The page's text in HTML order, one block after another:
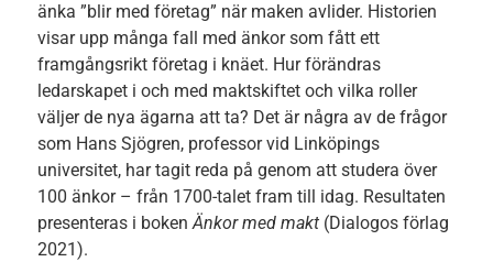
änka ”blir med företag” när maken avlider. Historien
visar upp många fall med änkor som fått ett
framgångsrikt företag i knäet. Hur förändras
ledarskapet i och med maktskiftet och vilka roller
väljer de nya ägarna att ta? Det är några av de frågor
som Hans Sjögren, professor vid Linköpings
universitet, har tagit reda på genom att studera över
100 änkor – från 1700-talet fram till idag. Resultaten
presenteras i bokenÄnkor med makt(Dialogos förlag
2021).